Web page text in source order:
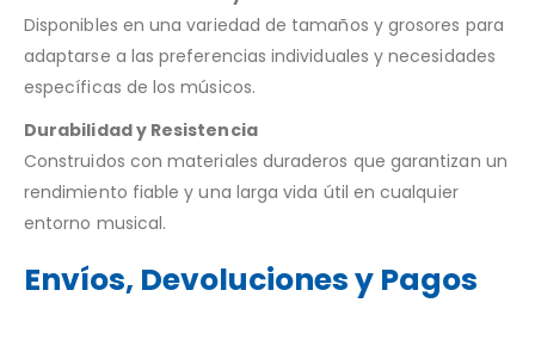
Disponibles en una variedad de tamaños y grosores para
adaptarse a las preferencias individuales y necesidades
específicas de los músicos.
Durabilidad y Resistencia
Construidos con materiales duraderos que garantizan un
rendimiento fiable y una larga vida útil en cualquier
entorno musical.
Envíos, Devoluciones y Pagos